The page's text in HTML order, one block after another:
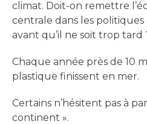
climat. Doit-on remettre
centrale dans les
avant qu’il ne soit trop tard
Chaque année près de 10
plastique finissent en mer.
Certains n’hésitent pas à
continent ».